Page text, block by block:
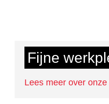
Fijne
Lees meer over